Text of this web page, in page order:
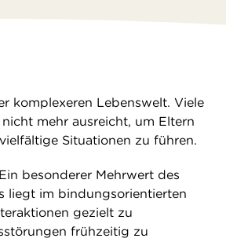
komplexeren Lebenswelt. Viele
mehr ausreicht, um Eltern
Situationen zu führen.
besonderer Mehrwert des
liegt im bindungsorientierten
gezielt zu
frühzeitig zu